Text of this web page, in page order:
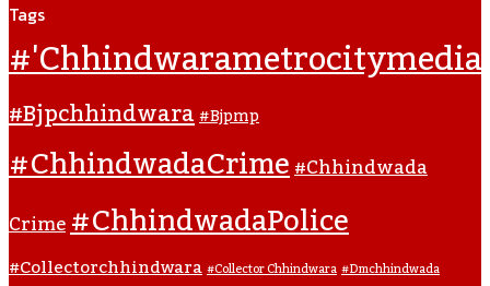
Tags
#'chhindwarametrocitymedia
#bjpchhindwara#bjpmp
#ChhindwadaCrime#Chhindwada
Crime#ChhindwadaPolice
#collectorchhindwara#collector Chhindwara#dmchhindwada